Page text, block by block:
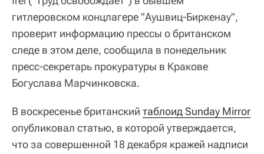
гитлеровском концлагере "Аушвиц-Биркенау",
проверит информацию прессы о британском
следе в этом деле, сообщила в понедельник
пресс-секретарь прокуратуры в Кракове
Богуслава Марчинковска.
В воскресенье британский таблоид Sunday Mirror
опубликовал статью, в которой утверждается,
что за совершенной 18 декабря кражей надписи